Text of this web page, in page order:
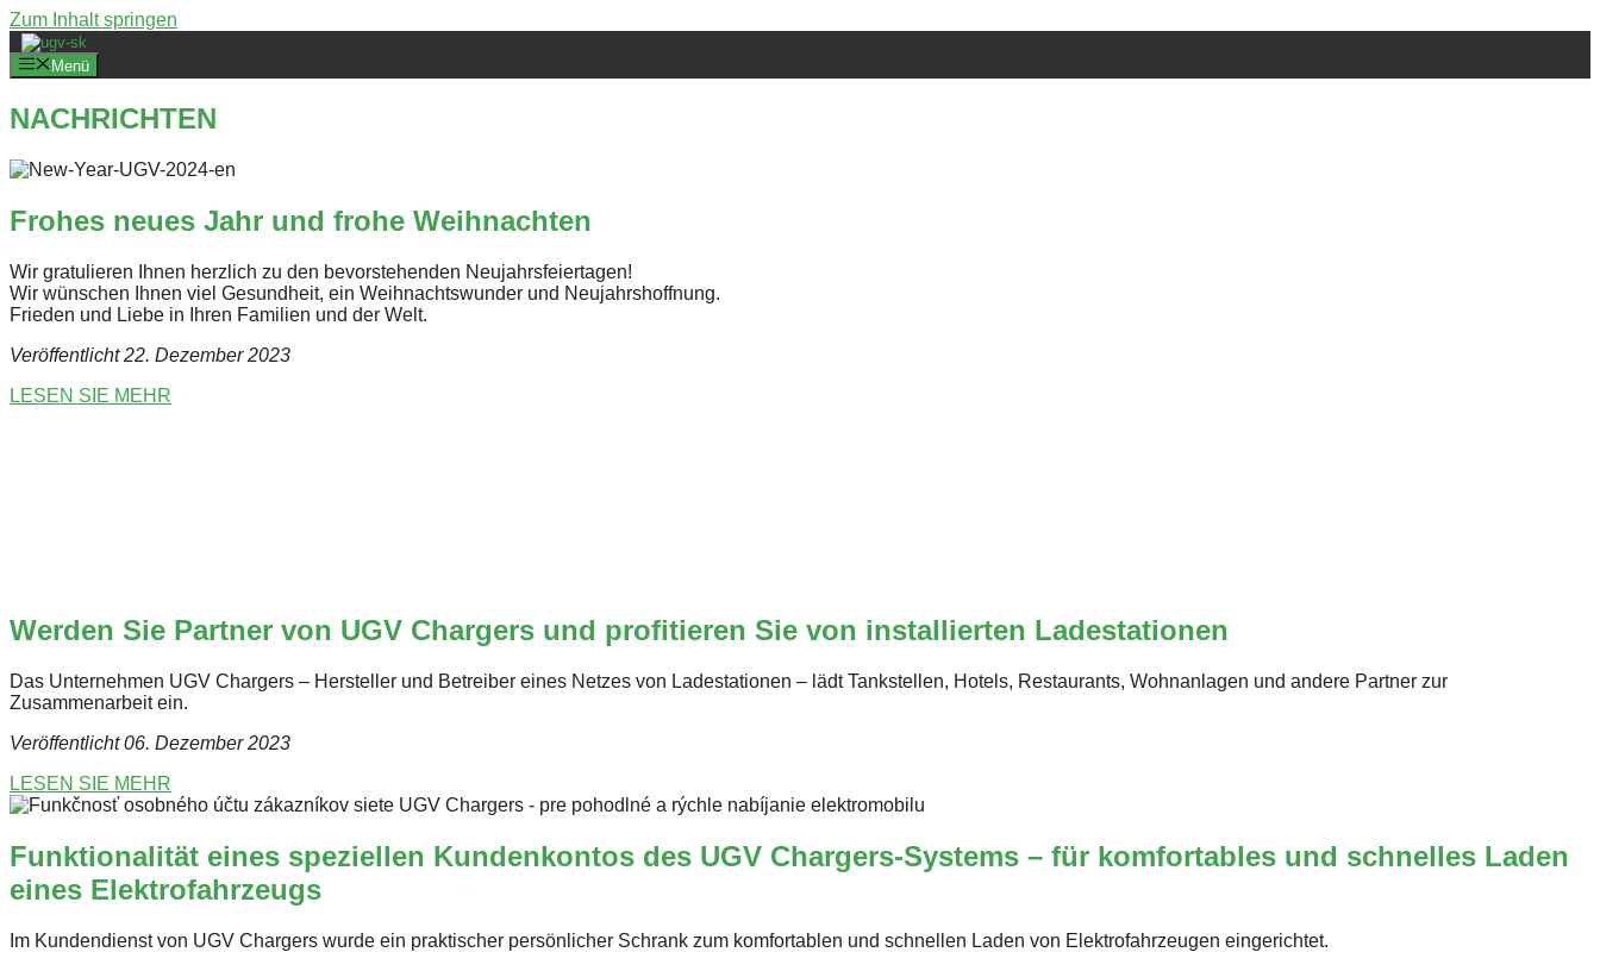
Zum Inhalt springen
Menü
NACHRICHTEN
Frohes neues Jahr und frohe Weihnachten
Wir gratulieren Ihnen herzlich zu den bevorstehenden Neujahrsfeiertagen!
Wir wünschen Ihnen viel Gesundheit, ein Weihnachtswunder und Neujahrshoffnung.
Frieden und Liebe in Ihren Familien und der Welt.
Veröffentlicht 22. Dezember 2023
LESEN SIE MEHR
Werden Sie Partner von UGV Chargers und profitieren Sie von installierten Ladestationen
Das Unternehmen UGV Chargers – Hersteller und Betreiber eines Netzes von Ladestationen – lädt Tankstellen, Hotels, Restaurants, Wohnanlagen und andere Partner zur
Zusammenarbeit ein.
Veröffentlicht 06. Dezember 2023
LESEN SIE MEHR
Funktionalität eines speziellen Kundenkontos des UGV Chargers-Systems – für komfortables und schnelles Laden
eines Elektrofahrzeugs
Im Kundendienst von UGV Chargers wurde ein praktischer persönlicher Schrank zum komfortablen und schnellen Laden von Elektrofahrzeugen eingerichtet.